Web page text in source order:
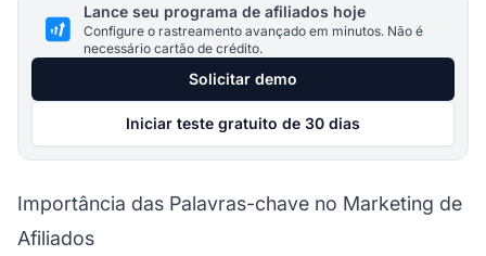
Lance seu programa de afiliados hoje
Configure o rastreamento avançado em minutos. Não é
necessário cartão de crédito.
Solicitar demo
Iniciar teste gratuito de 30 dias
Importância das Palavras-chave no Marketing de
Afiliados